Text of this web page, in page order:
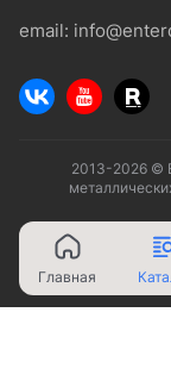
email:
2013-2026 ©
Главная